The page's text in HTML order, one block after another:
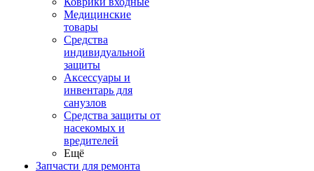
Медицинские
товары
Средства
индивидуальной
защиты
Аксессуары и
инвентарь для
санузлов
Средства защиты от
насекомых и
вредителей
Ещё
Запчасти для ремонта